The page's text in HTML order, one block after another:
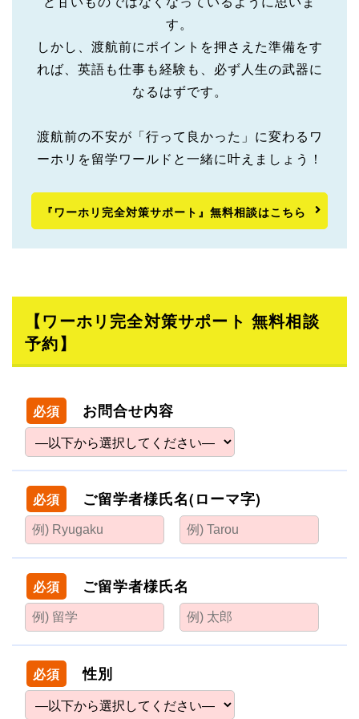
す。
しかし、渡航前にポイントを押さえた準備をす
れば、英語も仕事も経験も、必ず人生の武器に
なるはずです。
渡航前の不安が「行って良かった」に変わるワ
ーホリを留学ワールドと一緒に叶えましょう！
『ワーホリ完全対策サポート』無料相談はこちら
【ワーホリ完全対策サポート 無料相談
予約】
必須 お問合せ内容
必須 ご留学者様氏名(ローマ字)
必須 ご留学者様氏名
必須 性別